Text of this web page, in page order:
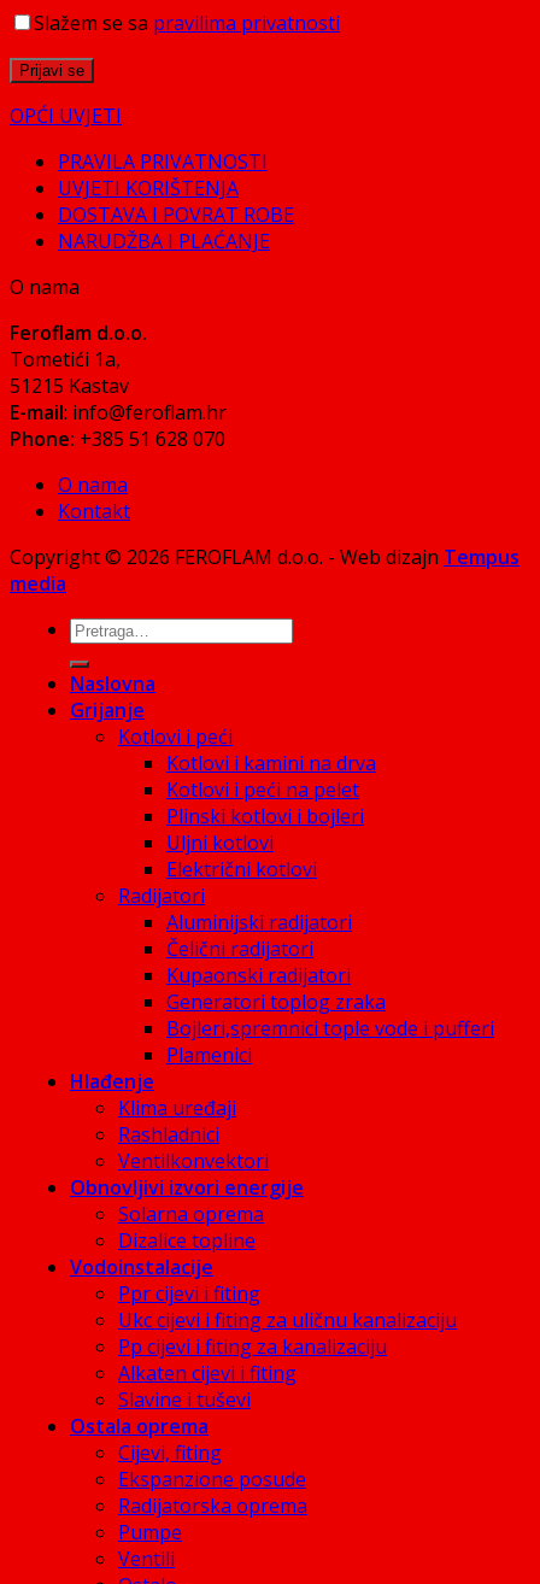
Slažem se sa pravilima privatnosti
OPĆI UVJETI
PRAVILA PRIVATNOSTI
UVJETI KORIŠTENJA
DOSTAVA I POVRAT ROBE
NARUDŽBA I PLAĆANJE
O nama
Feroflam d.o.o.
Tometići 1a,
51215 Kastav
E-mail: info@feroflam.hr
Phone: +385 51 628 070
O nama
Kontakt
Copyright © 2026 FEROFLAM d.o.o. - Web dizajn Tempus
media
Pretraži:
Naslovna
Grijanje
Kotlovi i peći
Kotlovi i kamini na drva
Kotlovi i peći na pelet
Plinski kotlovi i bojleri
Uljni kotlovi
Električni kotlovi
Radijatori
Aluminijski radijatori
Čelični radijatori
Kupaonski radijatori
Generatori toplog zraka
Bojleri,spremnici tople vode i pufferi
Plamenici
Hlađenje
Klima uređaji
Rashladnici
Ventilkonvektori
Obnovljivi izvori energije
Solarna oprema
Dizalice topline
Vodoinstalacije
Ppr cijevi i fiting
Ukc cijevi i fiting za uličnu kanalizaciju
Pp cijevi i fiting za kanalizaciju
Alkaten cijevi i fiting
Slavine i tuševi
Ostala oprema
Cijevi, fiting
Ekspanzione posude
Radijatorska oprema
Pumpe
Ventili